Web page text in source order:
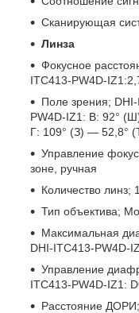
Сканирующая
Линза
Фокусное
ITC413-PW4D-
Поле зрения;
PW4D-IZ1: В: 92°
Г: 109° (З) — 52,8°
Управление
зоне, ручная
Количество линз; 1
Тип объектива;
Максимальная
DHI-ITC413-PW4D-
Управление
ITC413-PW4D-IZ1:
Расстояние